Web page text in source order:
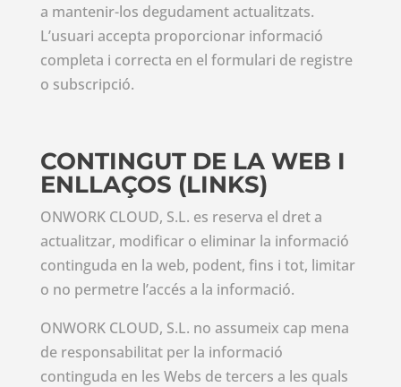
a mantenir-los degudament actualitzats.
L’usuari accepta proporcionar informació
completa i correcta en el formulari de registre
o subscripció.
CONTINGUT DE LA WEB I
ENLLAÇOS (LINKS)
ONWORK CLOUD, S.L. es reserva el dret a
actualitzar, modificar o eliminar la informació
continguda en la web, podent, fins i tot, limitar
o no permetre l’accés a la informació.
ONWORK CLOUD, S.L. no assumeix cap mena
de responsabilitat per la informació
continguda en les Webs de tercers a les quals